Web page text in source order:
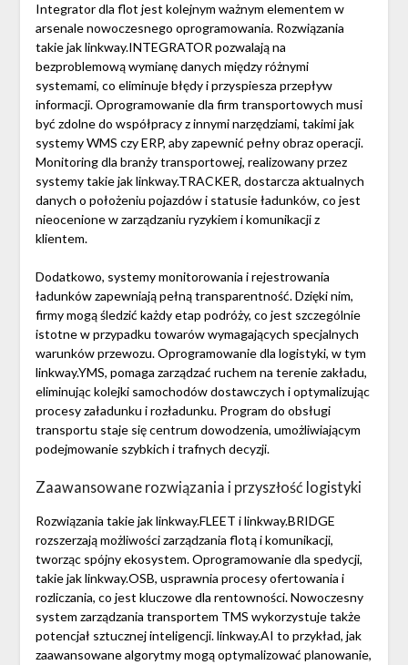
Integrator dla flot jest kolejnym ważnym elementem w
arsenale nowoczesnego oprogramowania. Rozwiązania
takie jak linkway.INTEGRATOR pozwalają na
bezproblemową wymianę danych między różnymi
systemami, co eliminuje błędy i przyspiesza przepływ
informacji. Oprogramowanie dla firm transportowych musi
być zdolne do współpracy z innymi narzędziami, takimi jak
systemy WMS czy ERP, aby zapewnić pełny obraz operacji.
Monitoring dla branży transportowej, realizowany przez
systemy takie jak linkway.TRACKER, dostarcza aktualnych
danych o położeniu pojazdów i statusie ładunków, co jest
nieocenione w zarządzaniu ryzykiem i komunikacji z
klientem.
Dodatkowo, systemy monitorowania i rejestrowania
ładunków zapewniają pełną transparentność. Dzięki nim,
firmy mogą śledzić każdy etap podróży, co jest szczególnie
istotne w przypadku towarów wymagających specjalnych
warunków przewozu. Oprogramowanie dla logistyki, w tym
linkway.YMS, pomaga zarządzać ruchem na terenie zakładu,
eliminując kolejki samochodów dostawczych i optymalizując
procesy załadunku i rozładunku. Program do obsługi
transportu staje się centrum dowodzenia, umożliwiającym
podejmowanie szybkich i trafnych decyzji.
Zaawansowane rozwiązania i przyszłość logistyki
Rozwiązania takie jak linkway.FLEET i linkway.BRIDGE
rozszerzają możliwości zarządzania flotą i komunikacji,
tworząc spójny ekosystem. Oprogramowanie dla spedycji,
takie jak linkway.OSB, usprawnia procesy ofertowania i
rozliczania, co jest kluczowe dla rentowności. Nowoczesny
system zarządzania transportem TMS wykorzystuje także
potencjał sztucznej inteligencji. linkway.AI to przykład, jak
zaawansowane algorytmy mogą optymalizować planowanie,